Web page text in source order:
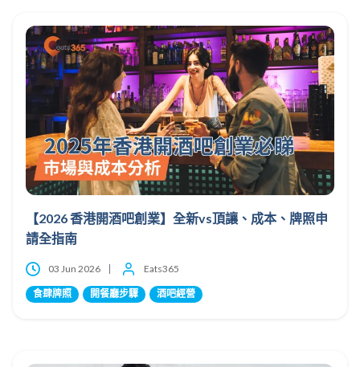
【2026 香港開酒吧創業】全新vs頂讓、成本、牌照申
請全指南
03 Jun 2026 Eats365
食肆牌照 開餐廳步驟 酒吧經營